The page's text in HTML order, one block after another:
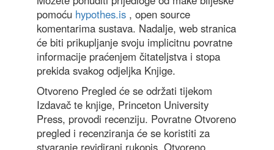
pomoću hypothes.is , open source
komentarima sustava. Nadalje, web stranica
će biti prikupljanje svoju implicitnu povratne
informacije praćenjem čitateljstva i stopa
prekida svakog odjeljka Knjige.
Otvoreno Pregled će se održati tijekom
Izdavač te knjige, Princeton University
Press, provodi recenziju. Povratne Otvoreno
pregled i recenziranja će se koristiti za
stvaranje revidirani rukopis. Otvoreno